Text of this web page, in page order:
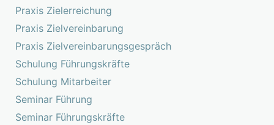
Praxis Zielerreichung
Praxis Zielvereinbarung
Praxis Zielvereinbarungsgespräch
Schulung Führungskräfte
Schulung Mitarbeiter
Seminar Führung
Seminar Führungskräfte